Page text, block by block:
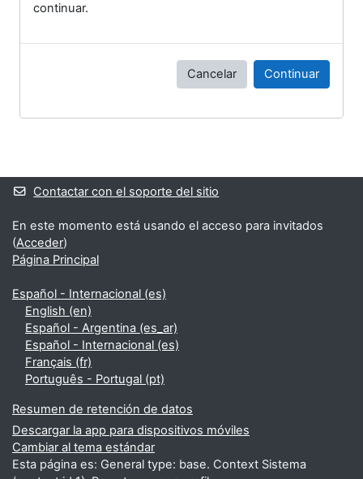
continuar.
Cancelar Continuar
Bloques suplementarios
Contactar con el soporte del sitio
En este momento está usando el acceso para invitados
(Acceder)
Página Principal
Español - Internacional ‎(es)‎
English ‎(en)‎
Español - Argentina ‎(es_ar)‎
Español - Internacional ‎(es)‎
Français ‎(fr)‎
Português - Portugal ‎(pt)‎
Resumen de retención de datos
Descargar la app para dispositivos móviles
Cambiar al tema estándar
Esta página es: General type: base. Context Sistema